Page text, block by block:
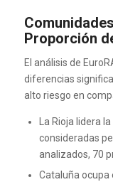
Proporción
El análisis de
diferencias
alto riesgo en
La Rioja lidera
consideradas
analizados, 70
Cataluña ocupa